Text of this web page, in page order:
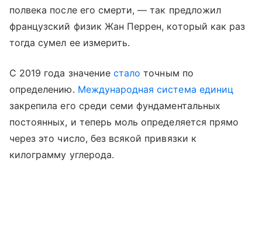
полвека после его смерти, — так предложил
французский физик Жан Перрен, который как раз
тогда сумел ее измерить.
С 2019 года значениестало точным по
определению. Международная система единиц
закрепила его среди семи фундаментальных
постоянных, и теперь моль определяется прямо
через это число, без всякой привязки к
килограмму углерода.